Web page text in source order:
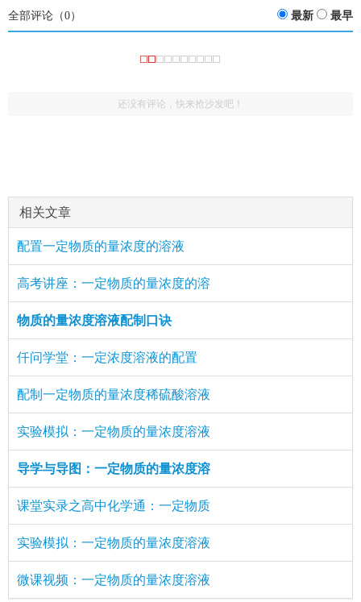
全部评论（0） 最新 最早
还没有评论，快来抢沙发吧！
相关文章
配置一定物质的量浓度的溶液
高考讲座：一定物质的量浓度的溶
物质的量浓度溶液配制口诀
仟问学堂：一定浓度溶液的配置
配制一定物质的量浓度稀硫酸溶液
实验模拟：一定物质的量浓度溶液
导学与导图：一定物质的量浓度溶
课堂实录之高中化学通：一定物质
实验模拟：一定物质的量浓度溶液
微课视频：一定物质的量浓度溶液